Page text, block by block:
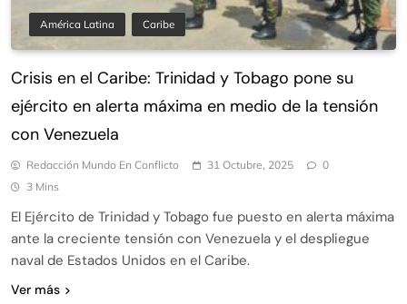
América Latina Caribe
Crisis en el Caribe: Trinidad y Tobago pone su
ejército en alerta máxima en medio de la tensión
con Venezuela
Redacción Mundo En Conflicto 31 Octubre, 2025
0
3 Mins
El Ejército de Trinidad y Tobago fue puesto en alerta máxima
ante la creciente tensión con Venezuela y el despliegue
naval de Estados Unidos en el Caribe.
Ver más